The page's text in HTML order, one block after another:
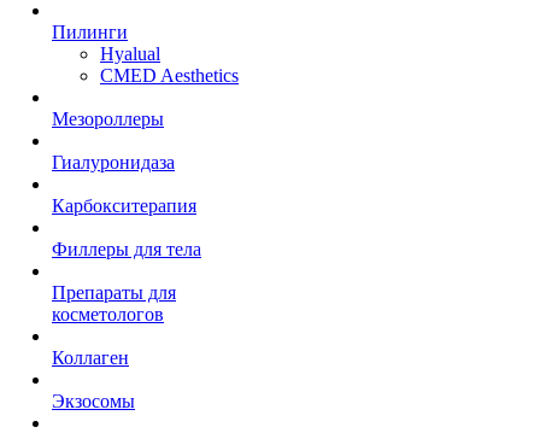
Пилинги
Hyalual
CMED Aesthetics
Мезороллеры
Гиалуронидаза
Карбокситерапия
Филлеры для тела
Препараты для
косметологов
Коллаген
Экзосомы